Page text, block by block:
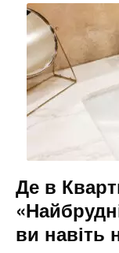
Де в
ви навіть